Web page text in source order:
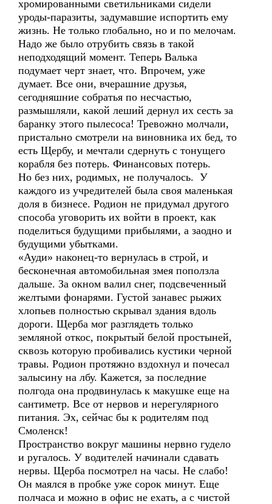
хромированными светильниками сидели
уроды-паразиты, задумавшие испортить ему
жизнь. Не только глобально, но и по мелочам.
Надо же было отрубить связь в такой
неподходящий момент. Теперь Валька
подумает черт знает, что. Впрочем, уже
думает. Все они, вчерашние друзья,
сегодняшние собратья по несчастью,
размышляли, какой леший дернул их сесть за
баранку этого пылесоса! Тревожно молчали,
пристально смотрели на виновника их бед, то
есть Щербу, и мечтали сдернуть с тонущего
корабля без потерь. Финансовых потерь.
Но без них, родимых, не получалось. У
каждого из учредителей была своя маленькая
доля в бизнесе. Родион не придумал другого
способа уговорить их войти в проект, как
поделиться будущими прибылями, а заодно и
будущими убытками.
«Ауди» наконец-то вернулась в строй, и
бесконечная автомобильная змея поползла
дальше. За окном валил снег, подсвеченный
желтыми фонарями. Густой занавес рыжих
хлопьев полностью скрывал здания вдоль
дороги. Щерба мог разглядеть только
земляной откос, покрытый белой простыней,
сквозь которую пробивались кустики черной
травы. Родион протяжно вздохнул и почесал
залысину на лбу. Кажется, за последние
полгода она продвинулась к макушке еще на
сантиметр. Все от нервов и нерегулярного
питания. Эх, сейчас бы к родителям под
Смоленск!
Пространство вокруг машины нервно гудело
и ругалось. У водителей начинали сдавать
нервы. Щерба посмотрел на часы. Не слабо!
Он маялся в пробке уже сорок минут. Еще
полчаса и можно в офис не ехать, а с чистой